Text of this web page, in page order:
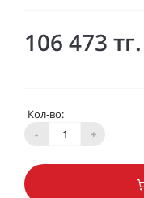
106 473 тг.
Кол-во:
-
+